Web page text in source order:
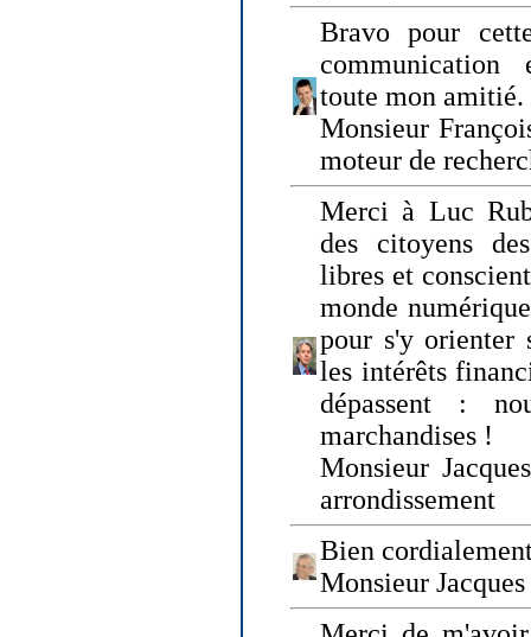
Bravo pour
communication
toute mon amitié.
Monsieur
moteur de
Merci à Luc
des citoyens
libres et
monde
pour s'y orienter
les intérêts
dépassent :
marchandises !
Monsieur
arrondissement
Bien
Monsieur